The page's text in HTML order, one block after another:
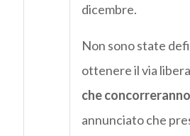
dicembre.
Non sono state
ottenere il via
che
annunciato che